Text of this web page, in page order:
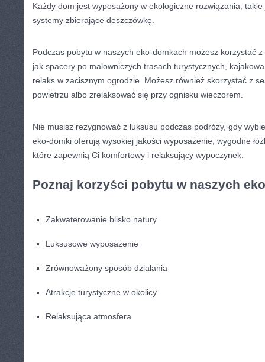
Każdy dom‍ jest wyposażony w ekologiczne rozwiązania,⁢ takie
systemy​ zbierające deszczówkę.
Podczas pobytu⁢ w naszych eko-domkach możesz korzystać
jak spacery po malowniczych ‍trasach turystycznych,
‌relaks w zacisznym ogrodzie.⁤ Możesz również skorzystać z
powietrzu albo zrelaksować się przy ognisku wieczorem.
Nie musisz rezygnować z luksusu podczas podróży, gdy
eko-domki oferują wysokiej jakości wyposażenie,⁢ wygodne
które zapewnią ‍Ci ⁣komfortowy i relaksujący wypoczynek.
Poznaj korzyści pobytu w naszych
Zakwaterowanie blisko ⁣natury
Luksusowe ⁢wyposażenie
Zrównoważony⁣ sposób​ działania
Atrakcje turystyczne w okolicy
Relaksująca ​atmosfera